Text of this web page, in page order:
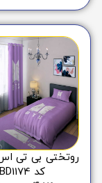
روتختی بی تی
کد BD1174